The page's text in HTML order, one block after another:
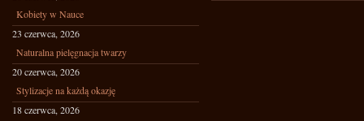
Kobiety w Nauce
23 czerwca, 2026
Naturalna pielęgnacja twarzy
20 czerwca, 2026
Stylizacje na każdą okazję
18 czerwca, 2026